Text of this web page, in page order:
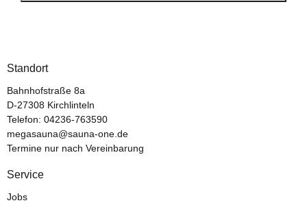
Standort
Bahnhofstraße 8a
D-27308 Kirchlinteln
Telefon: 04236-763590
megasauna@sauna-one.de
Termine nur nach Vereinbarung
Service
Jobs